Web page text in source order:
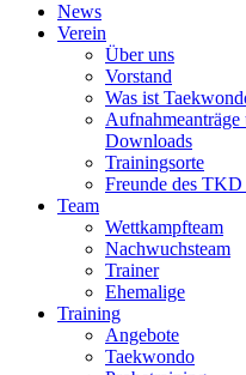
News
Verein
Über uns
Vorstand
Was ist
Aufnahmeanträge
Downloads
Trainingsorte
Freunde des TKD
Team
Wettkampfteam
Nachwuchsteam
Trainer
Ehemalige
Training
Angebote
Taekwondo